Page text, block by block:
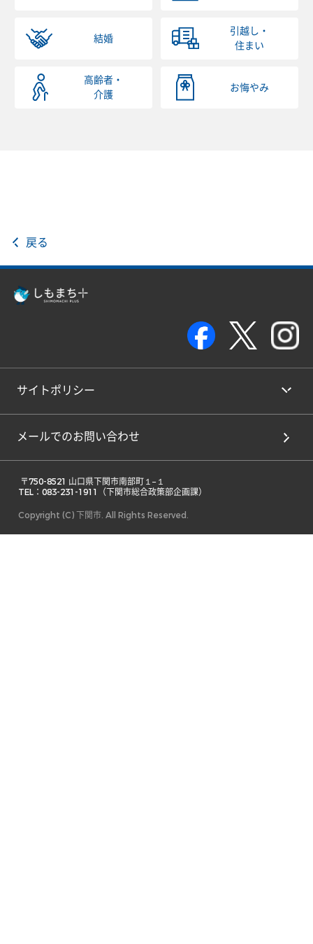
結婚
引越し・
住まい
高齢者・
介護
お悔やみ
戻る
サイトポリシー
メールでのお問い合わせ
TEL：083-231-1911（下関市総合政策部企画課）
Copyright (C) 下関市. All Rights Reserved.